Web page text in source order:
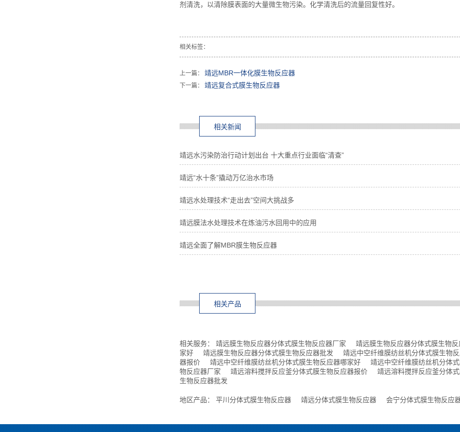
剂清洗，以清除膜表面的大量微生物污染。化学清洗后的流量回复性好。
相关标签：
上一篇： 靖远MBR一体化膜生物反应器
下一篇： 靖远复合式膜生物反应器
相关新闻
靖远水污染防治行动计划出台 十大重点行业面临“清查”
靖远“水十条”撬动万亿治水市场
靖远水处理技术“走出去”空间大挑战多
靖远膜法水处理技术在炼油污水回用中的应用
靖远全面了解MBR膜生物反应器
相关产品
相关服务： 靖远膜生物反应器分体式膜生物反应器厂家 靖远膜生物反应器分体式膜生物
家好
靖远膜生物反应器分体式膜生物反应器批发 靖远中空纤维膜纺丝机分体式膜生物
器报价
靖远中空纤维膜纺丝机分体式膜生物反应器哪家好 靖远中空纤维膜纺丝机分体
物反应器厂家
靖远溶料搅拌反应釜分体式膜生物反应器报价 靖远溶料搅拌反应釜分体
生物反应器批发
地区产品： 平川分体式膜生物反应器 靖远分体式膜生物反应器 会宁分体式膜生物反应